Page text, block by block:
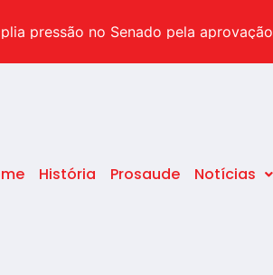
dúvidas sobre o tema
pressão no Senado pela
após o STF decidir pelo fim da
História Prosaude Notícias